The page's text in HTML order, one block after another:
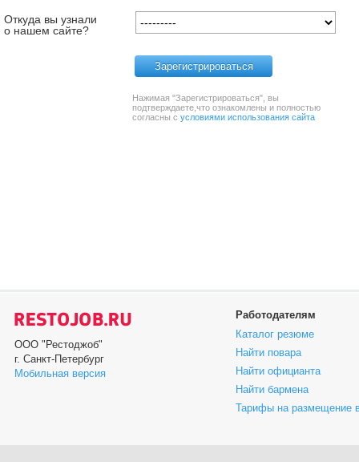
Откуда вы узнали
о нашем сайте?
Зарегистрироваться
Нажимая "Зарегистрироваться", вы
подтверждаете,что ознакомлены и полностью
согласны с условиями использования сайта
ООО "Рестоджоб"
г. Санкт-Петербург
Мобильная версия
Работодателям
Каталог резюме
Найти повара
Найти официанта
Найти бармена
Тарифы на размещение